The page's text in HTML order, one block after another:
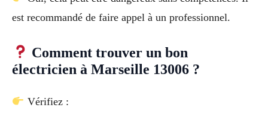
est recommandé de faire appel à un professionnel.
Comment trouver un bon
électricien à Marseille 13006 ?
Vérifiez :